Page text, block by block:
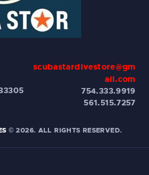
scubastardivestore@gm
ail.com
754.333.9919
561.515.7257
© 2026. ALL RIGHTS RESERVED.